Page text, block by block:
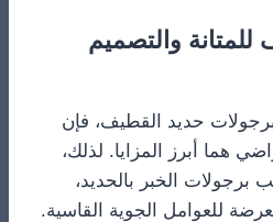
للمتانة والتصميم
حديد القطيف، فإن
هما أبرز المزايا. لذلك،
برجولات الخبر بالحديد،
للعوامل الجوية القاسية.